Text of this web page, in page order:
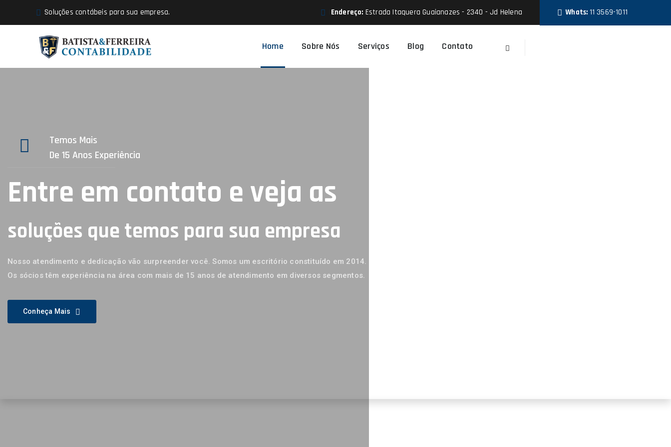
Soluções contábeis para sua empresa. Endereço: Estrada Itaquera Guaianazes - 2340 - Jd Helena Whats: 11 3569-1011
Home Sobre Nós Serviços Blog Contato
Temos Mais
De 15 Anos Experiência
Entre em contato e veja as
soluções que temos para sua empresa
Nosso atendimento e dedicação vão surpreender você. Somos um escritório constituído em 2014.
Os sócios têm experiência na área com mais de 15 anos de atendimento em diversos segmentos.
Conheça Mais